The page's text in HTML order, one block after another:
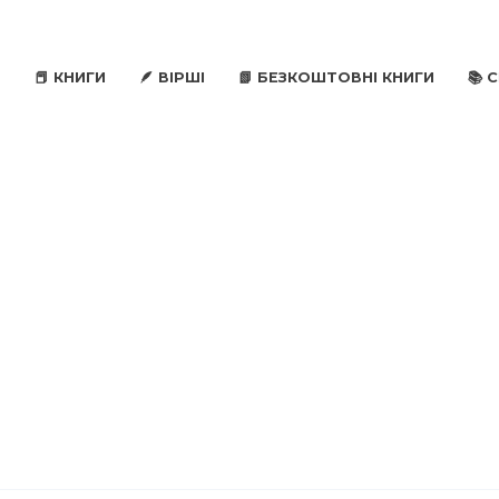
📕 КНИГИ 🪶 ВІРШІ 📗 БЕЗКОШТОВНІ КНИГИ 📚